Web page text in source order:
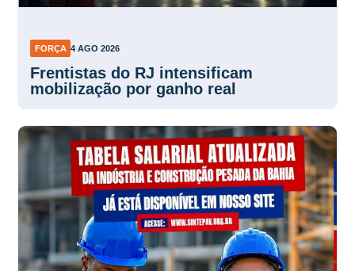
FORÇA 4 AGO 2026
Frentistas do RJ intensificam
mobilização por ganho real